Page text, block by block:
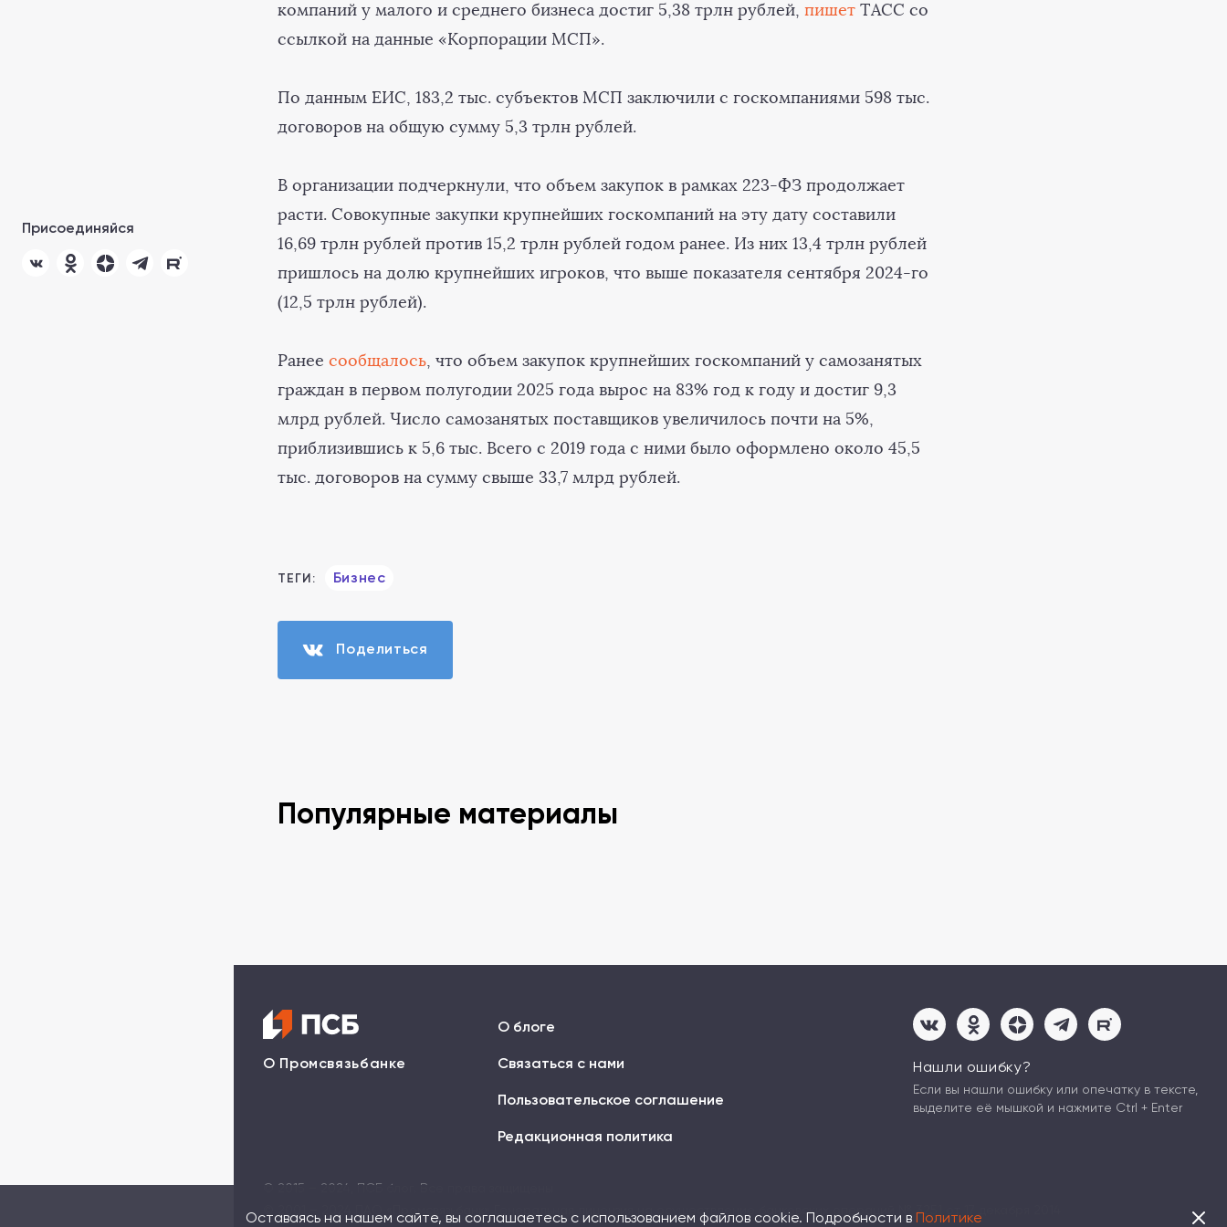
Присоединяйся
компаний у малого и среднего бизнеса достиг 5,38 трлн рублей, пишет ТАСС со
ссылкой на данные «Корпорации МСП».
По данным ЕИС, 183,2 тыс. субъектов МСП заключили с госкомпаниями 598 тыс.
договоров на общую сумму 5,3 трлн рублей.
В организации подчеркнули, что объем закупок в рамках 223-ФЗ продолжает
расти. Совокупные закупки крупнейших госкомпаний на эту дату составили
16,69 трлн рублей против 15,2 трлн рублей годом ранее. Из них 13,4 трлн рублей
пришлось на долю крупнейших игроков, что выше показателя сентября 2024-го
(12,5 трлн рублей).
Ранее сообщалось, что объем закупок крупнейших госкомпаний у самозанятых
граждан в первом полугодии 2025 года вырос на 83% год к году и достиг 9,3
млрд рублей. Число самозанятых поставщиков увеличилось почти на 5%,
приблизившись к 5,6 тыс. Всего с 2019 года с ними было оформлено около 45,5
тыс. договоров на сумму свыше 33,7 млрд рублей.
ТЕГИ: Бизнес
Поделиться
Популярные материалы
О Промсвязьбанке
О блоге
Связаться с нами
Пользовательское соглашение
Редакционная политика
Нашли ошибку?
Если вы нашли ошибку или опечатку в тексте,
выделите её мышкой и нажмите Ctrl + Enter
© 2015 – 2024, ПСБ блог. Все права защищены
© 2001 – 2024 ПAO «Промсвязьбанк» Генеральная лицензия на осуществление банковских операций № 3251 от 17 декабря 2014
Оставаясь на нашем сайте, вы соглашаетесь с использованием файлов cookie. Подробности в Политике